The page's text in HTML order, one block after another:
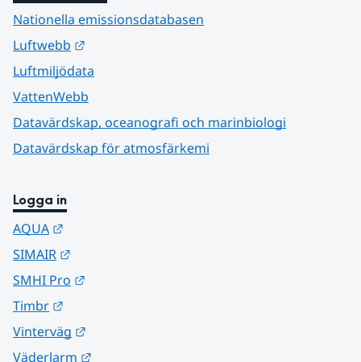
Nationella emissionsdatabasen
Luftwebb
Luftmiljödata
VattenWebb
Datavärdskap, oceanografi och marinbiologi
Datavärdskap för atmosfärkemi
Logga in
AQUA
SIMAIR
SMHI Pro
Timbr
Vinterväg
Väderlarm